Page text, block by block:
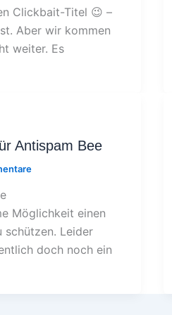
Clickbait-Titel 😉 –
Aber wir kommen
weiter. Es
Antispam Bee
Möglichkeit einen
schützen. Leider
doch noch ein